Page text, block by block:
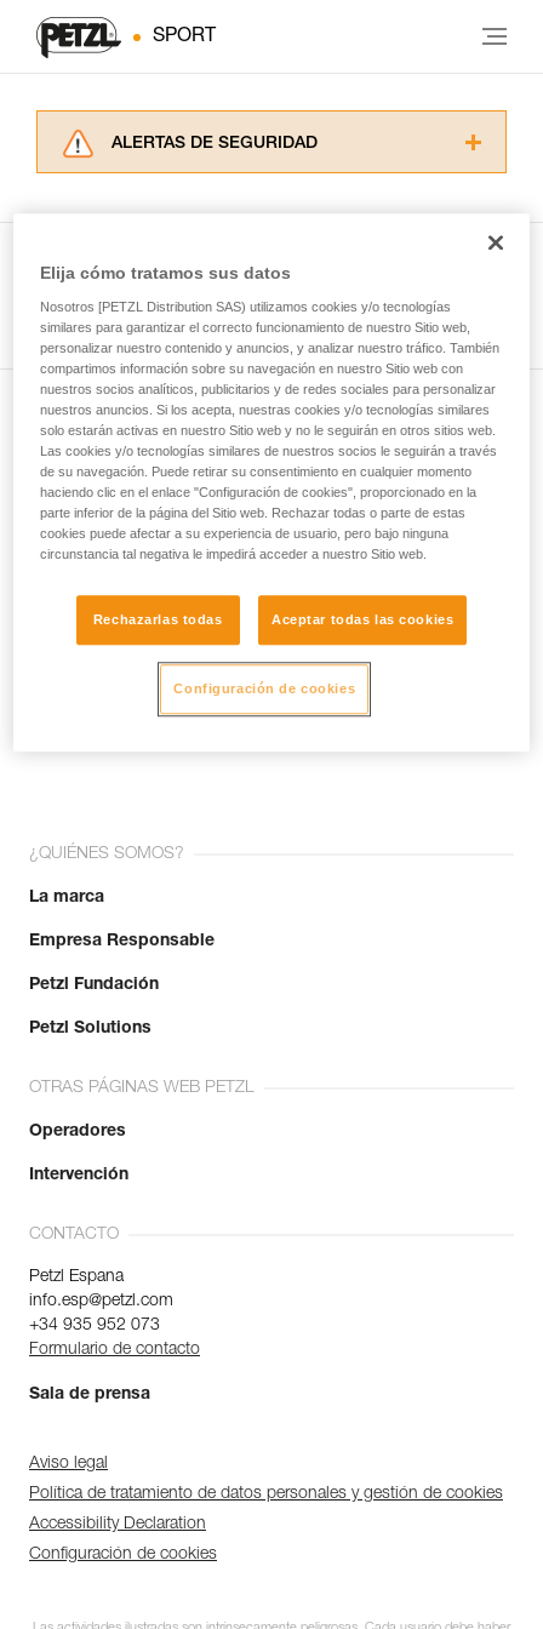
SPORT
ALERTAS DE SEGURIDAD
Dominar estas técnicas requiere una formación
y un entrenamiento específico. Confirme a
través de un profesional su capacidad para
ejecutar estas técnicas, solo y con total
seguridad, antes de ejecutarlas de forma
autónoma.
Damos ejemplos de técnicas relacionadas con
su actividad. Pueden existir otras que no
describimos aquí.
Ver todas las técnicas
Suscríbase al boletín
y mantente conectado con nuestras noticias
Email *
¡Únete a la comunidad!
¿QUIÉNES SOMOS?
La marca
Empresa Responsable
Petzl Fundación
Petzl Solutions
OTRAS PÁGINAS WEB PETZL
Operadores
Intervención
CONTACTO
Petzl Espana
info.esp@petzl.com
+34 935 952 073
Formulario de contacto
Sala de prensa
Aviso legal
Política de tratamiento de datos personales y gestión de cookies
Accessibility Declaration
Configuración de cookies
Elija cómo tratamos sus datos
Nosotros [PETZL Distribution SAS) utilizamos cookies y/o tecnologías
similares para garantizar el correcto funcionamiento de nuestro Sitio web,
personalizar nuestro contenido y anuncios, y analizar nuestro tráfico. También
compartimos información sobre su navegación en nuestro Sitio web con
nuestros socios analíticos, publicitarios y de redes sociales para personalizar
nuestros anuncios. Si los acepta, nuestras cookies y/o tecnologías similares
solo estarán activas en nuestro Sitio web y no le seguirán en otros sitios web.
Las cookies y/o tecnologías similares de nuestros socios le seguirán a través
de su navegación. Puede retirar su consentimiento en cualquier momento
haciendo clic en el enlace "Configuración de cookies", proporcionado en la
parte inferior de la página del Sitio web. Rechazar todas o parte de estas
cookies puede afectar a su experiencia de usuario, pero bajo ninguna
circunstancia tal negativa le impedirá acceder a nuestro Sitio web.
Rechazarlas todas Aceptar todas las cookies
Configuración de cookies